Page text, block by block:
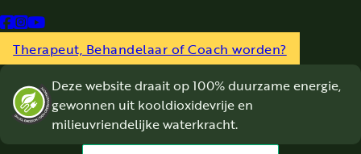
Follow us on Facebook
Follow us on Instagram
Follow us on YouTube
Therapeut, Behandelaar of Coach worden?
Deze website draait op 100% duurzame energie,
gewonnen uit kooldioxidevrije en
milieuvriendelijke waterkracht.